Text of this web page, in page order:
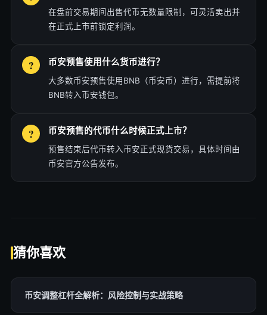
在盘前交易期间出售代币无数量限制，可灵活卖出并
在正式上市前锁定利润。
币安预售使用什么货币进行？
大多数币安预售使用BNB（币安币）进行，需提前将
BNB转入币安钱包。
币安预售的代币什么时候正式上市？
预售结束后代币转入币安正式现货交易，具体时间由
币安官方公告发布。
猜你喜欢
币安调整杠杆全解析：风险控制与实战策略